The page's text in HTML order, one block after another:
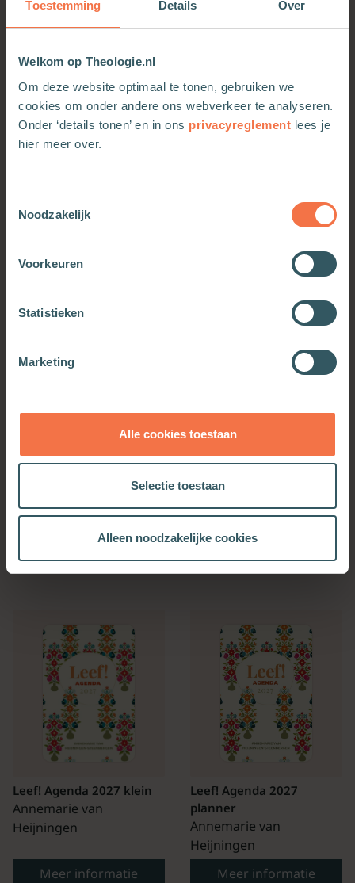
Toestemming Details Over
Welkom op Theologie.nl
Om deze website optimaal te tonen, gebruiken we
cookies om onder andere ons webverkeer te analyseren.
Onder ‘details tonen’ en in ons privacyreglement lees je
hier meer over.
Noodzakelijk
Voorkeuren
Statistieken
Marketing
Alle cookies toestaan
Selectie toestaan
Alleen noodzakelijke cookies
vooral bij strofische liederen die niet in
voorgaande liedboeken stonden. Een driekoppige
van zo’n tachtig componisten heeft bij deze
liederen een voorspel, een intonatie en een
begeleiding geschreven. Deze nieuwe uitgave
biedt organisten inspirerende
keuzemogelijkheden en zal de afwisseling zeker
Bijbelse Dagkalender
Meer informatie
Kerkenwerkagenda 2027
Meer informatie
Leef! Agenda 2027 klein
Annemarie van
Heijningen
Meer informatie
Leef! Agenda 2027
planner
Annemarie van
Heijningen
Meer informatie